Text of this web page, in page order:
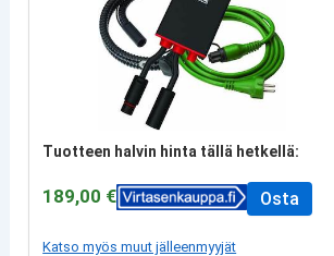
Tuotteen halvin hinta tällä hetkellä:
189,00 € Osta
Katso myös muut jälleenmyyjät